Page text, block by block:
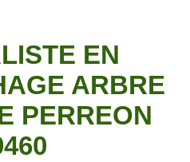
EN
ARBRE
PERREON